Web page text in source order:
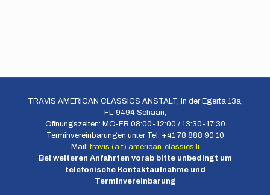
TRAVIS AMERICAN CLASSICS ANSTALT, In der Egerta 13a,
FL-9494 Schaan,
Öffnungszeiten: MO-FR 08:00-12:00 / 13:30-17:30
Terminvereinbarungen unter Tel: +41 78 888 90 10
Mail: travis (a t) american-classics.li
Bei weiteren Anfahrten vorab bitte unbedingt um
telefonische Kontaktaufnahme und
Terminvereinbarung